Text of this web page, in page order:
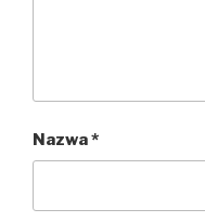
Nazwa*